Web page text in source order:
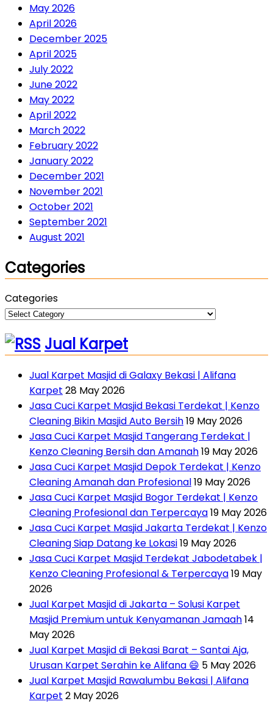
May 2026
April 2026
December 2025
April 2025
July 2022
June 2022
May 2022
April 2022
March 2022
February 2022
January 2022
December 2021
November 2021
October 2021
September 2021
August 2021
Categories
Categories
Jual Karpet
Jual Karpet Masjid di Galaxy Bekasi | Alifana
Karpet 28 May 2026
Jasa Cuci Karpet Masjid Bekasi Terdekat | Kenzo
Cleaning Bikin Masjid Auto Bersih19 May 2026
Jasa Cuci Karpet Masjid Tangerang Terdekat |
Kenzo Cleaning Bersih dan Amanah19 May 2026
Jasa Cuci Karpet Masjid Depok Terdekat | Kenzo
Cleaning Amanah dan Profesional19 May 2026
Jasa Cuci Karpet Masjid Bogor Terdekat | Kenzo
Cleaning Profesional dan Terpercaya19 May 2026
Jasa Cuci Karpet Masjid Jakarta Terdekat | Kenzo
Cleaning Siap Datang ke Lokasi19 May 2026
Jasa Cuci Karpet Masjid Terdekat Jabodetabek |
Kenzo Cleaning Profesional & Terpercaya19 May
2026
Jual Karpet Masjid di Jakarta – Solusi Karpet
Masjid Premium untuk Kenyamanan Jamaah14
May 2026
Jual Karpet Masjid di Bekasi Barat – Santai Aja,
Urusan Karpet Serahin ke Alifana 😄 5 May 2026
Jual Karpet Masjid Rawalumbu Bekasi | Alifana
Karpet 2 May 2026